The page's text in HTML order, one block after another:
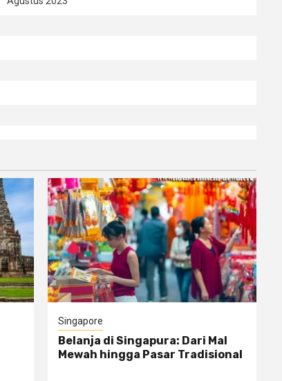
Singapore
Belanja di Singapura: Dari Mal
Mewah hingga Pasar Tradisional